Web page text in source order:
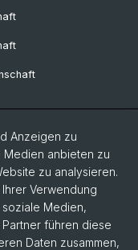
Anzeigen zu
Medien anbieten zu
zu analysieren.
Verwendung
Medien,
führen diese
Daten zusammen,